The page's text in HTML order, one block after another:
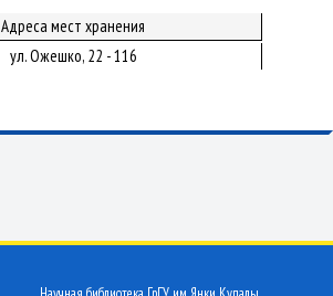
Адреса мест хранения
ул. Ожешко, 22 - 116